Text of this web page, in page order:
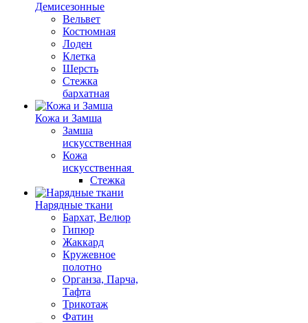
Демисезонные
Вельвет
Костюмная
Лоден
Клетка
Шерсть
Стежка
бархатная
Кожа и Замша
Замша
искусственная
Кожа
искусственная
Стежка
Нарядные ткани
Бархат, Велюр
Гипюр
Жаккард
Кружевное
полотно
Органза, Парча,
Тафта
Трикотаж
Фатин